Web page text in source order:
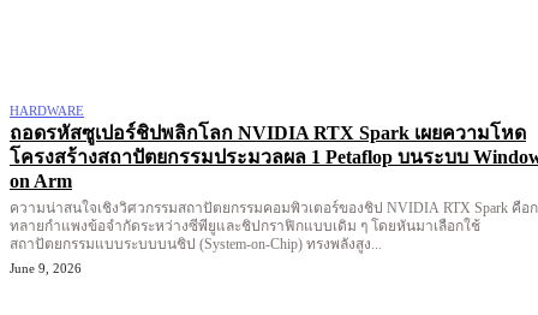
HARDWARE
ถอดรหัสซูเปอร์ชิปพลิกโลก NVIDIA RTX Spark เผยความโหด
โครงสร้างสถาปัตยกรรมประมวลผล 1 Petaflop บนระบบ
on Arm
ความน่าสนใจเชิงวิศวกรรมสถาปัตยกรรมคอมพิวเตอร์ของชิป NVIDIA RTX Spark คือ
ทลายกำแพงข้อจำกัดระหว่างซีพียูและชิปกราฟิกแบบเดิม ๆ โดยหันมาเลือกใช้
สถาปัตยกรรมแบบระบบบนชิป (System-on-Chip) ทรงพลังสูง...
June 9, 2026